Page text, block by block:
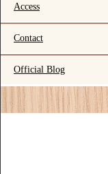
Access
Contact
Official Blog